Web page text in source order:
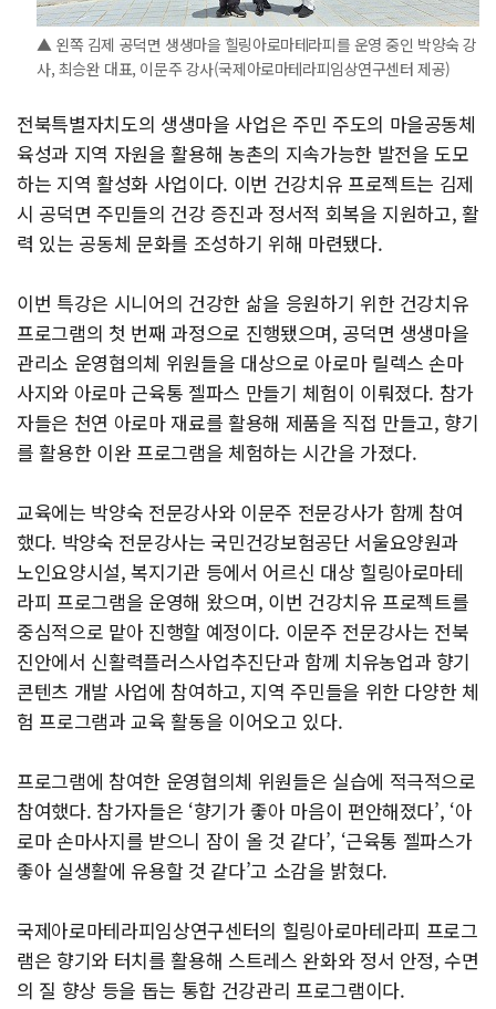
▲ 왼쪽 김제 공덕면 생생마을 힐링아로마테라피를 운영 중인 박양숙 강
사, 최승완 대표, 이문주 강사(국제아로마테라피임상연구센터 제공)
전북특별자치도의 생생마을 사업은 주민 주도의 마을공동체
육성과 지역 자원을 활용해 농촌의 지속가능한 발전을 도모
하는 지역 활성화 사업이다. 이번 건강치유 프로젝트는 김제
시 공덕면 주민들의 건강 증진과 정서적 회복을 지원하고, 활
력 있는 공동체 문화를 조성하기 위해 마련됐다.
이번 특강은 시니어의 건강한 삶을 응원하기 위한 건강치유
프로그램의 첫 번째 과정으로 진행됐으며, 공덕면 생생마을
관리소 운영협의체 위원들을 대상으로 아로마 릴렉스 손마
사지와 아로마 근육통 젤파스 만들기 체험이 이뤄졌다. 참가
자들은 천연 아로마 재료를 활용해 제품을 직접 만들고, 향기
를 활용한 이완 프로그램을 체험하는 시간을 가졌다.
교육에는 박양숙 전문강사와 이문주 전문강사가 함께 참여
했다. 박양숙 전문강사는 국민건강보험공단 서울요양원과
노인요양시설, 복지기관 등에서 어르신 대상 힐링아로마테
라피 프로그램을 운영해 왔으며, 이번 건강치유 프로젝트를
중심적으로 맡아 진행할 예정이다. 이문주 전문강사는 전북
진안에서 신활력플러스사업추진단과 함께 치유농업과 향기
콘텐츠 개발 사업에 참여하고, 지역 주민들을 위한 다양한 체
험 프로그램과 교육 활동을 이어오고 있다.
프로그램에 참여한 운영협의체 위원들은 실습에 적극적으로
참여했다. 참가자들은 ‘향기가 좋아 마음이 편안해졌다’, ‘아
로마 손마사지를 받으니 잠이 올 것 같다’, ‘근육통 젤파스가
좋아 실생활에 유용할 것 같다’고 소감을 밝혔다.
국제아로마테라피임상연구센터의 힐링아로마테라피 프로그
램은 향기와 터치를 활용해 스트레스 완화와 정서 안정, 수면
의 질 향상 등을 돕는 통합 건강관리 프로그램이다.